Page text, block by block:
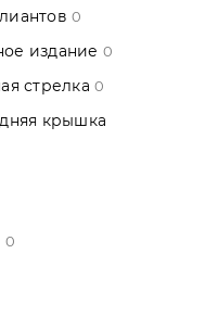
6 0
издание 0
стрелка 0
крышка
0